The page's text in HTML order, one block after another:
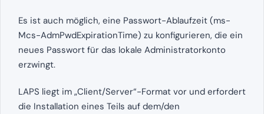
Es ist auch möglich, eine Passwort-Ablaufzeit (ms-
Mcs-AdmPwdExpirationTime) zu konfigurieren, die ein
neues Passwort für das lokale Administratorkonto
erzwingt.
LAPS liegt im „Client/Server“-Format vor und erfordert
die Installation eines Teils auf dem/den